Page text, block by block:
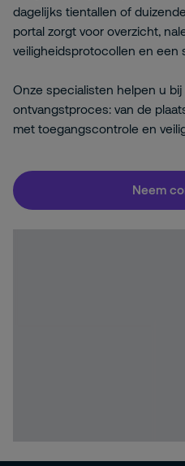
dagelijks tientallen of
portal zorgt voor overzicht,
veiligheidsprotocollen en een
Onze specialisten helpen u
ontvangstproces: van de
met toegangscontrole en
Neem